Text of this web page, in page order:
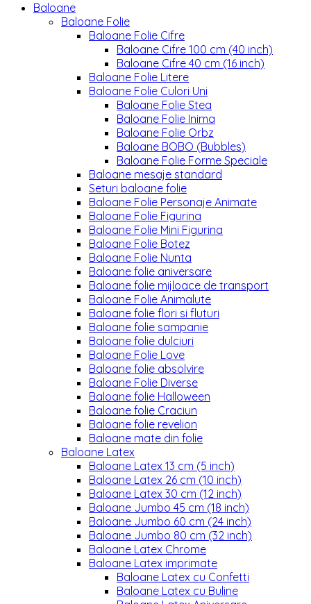
Baloane
Baloane Folie
Baloane Folie Cifre
Baloane Cifre 100 cm (40 inch)
Baloane Cifre 40 cm (16 inch)
Baloane Folie Litere
Baloane Folie Culori Uni
Baloane Folie Stea
Baloane Folie Inima
Baloane Folie Orbz
Baloane BOBO (Bubbles)
Baloane Folie Forme Speciale
Baloane mesaje standard
Seturi baloane folie
Baloane Folie Personaje Animate
Baloane Folie Figurina
Baloane Folie Mini Figurina
Baloane Folie Botez
Baloane Folie Nunta
Baloane folie aniversare
Baloane folie mijloace de transport
Baloane Folie Animalute
Baloane folie flori si fluturi
Baloane folie sampanie
Baloane folie dulciuri
Baloane Folie Love
Baloane folie absolvire
Baloane Folie Diverse
Baloane folie Halloween
Baloane folie Craciun
Baloane folie revelion
Baloane mate din folie
Baloane Latex
Baloane Latex 13 cm (5 inch)
Baloane Latex 26 cm (10 inch)
Baloane Latex 30 cm (12 inch)
Baloane Jumbo 45 cm (18 inch)
Baloane Jumbo 60 cm (24 inch)
Baloane Jumbo 80 cm (32 inch)
Baloane Latex Chrome
Baloane Latex imprimate
Baloane Latex cu Confetti
Baloane Latex cu Buline